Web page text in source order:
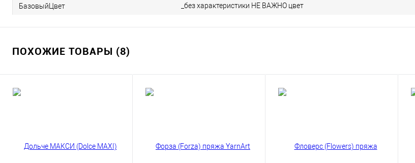
БазовыйЦвет _без характеристики НЕ ВАЖНО цвет
ПОХОЖИЕ ТОВАРЫ (8)